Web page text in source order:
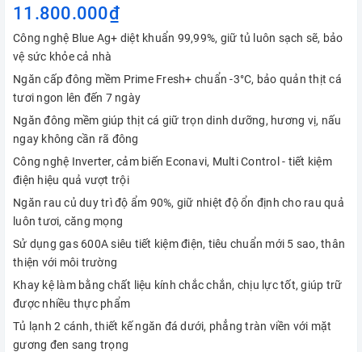
11.800.000₫
Công nghệ Blue Ag+ diệt khuẩn 99,99%, giữ tủ luôn sạch sẽ, bảo
vệ sức khỏe cả nhà
Ngăn cấp đông mềm Prime Fresh+ chuẩn -3°C, bảo quản thịt cá
tươi ngon lên đến 7 ngày
Ngăn đông mềm giúp thịt cá giữ trọn dinh dưỡng, hương vị, nấu
ngay không cần rã đông
Công nghệ Inverter, cảm biến Econavi, Multi Control - tiết kiệm
điện hiệu quả vượt trội
Ngăn rau củ duy trì độ ẩm 90%, giữ nhiệt độ ổn định cho rau quả
luôn tươi, căng mọng
Sử dụng gas 600A siêu tiết kiệm điện, tiêu chuẩn mới 5 sao, thân
thiện với môi trường
Khay kệ làm bằng chất liệu kính chắc chắn, chịu lực tốt, giúp trữ
được nhiều thực phẩm
Tủ lạnh 2 cánh, thiết kế ngăn đá dưới, phẳng tràn viền với mặt
gương đen sang trọng